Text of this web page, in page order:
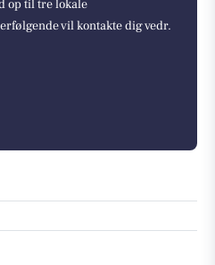
op til tre lokale
vil kontakte dig vedr.